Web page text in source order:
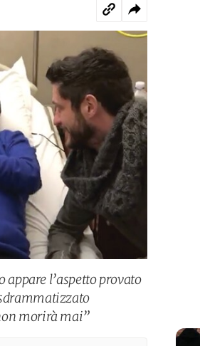
l’aspetto provato
morirà mai”